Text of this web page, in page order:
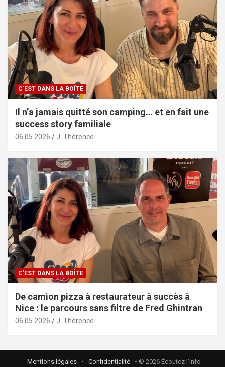
C'EST DANS LA BOÎTE
Il n’a jamais quitté son camping… et en fait une
success story familiale
06.05.2026 J. Thérence
C'EST DANS LA BOÎTE
De camion pizza à restaurateur à succès à
Nice : le parcours sans filtre de Fred Ghintran
06.05.2026 J. Thérence
Mentions légales • Confidentialité • © 2026 Écoutez l’info